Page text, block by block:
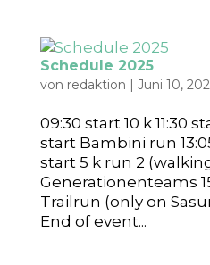
Schedule 2025
von redaktion | Juni 10,
09:30 start 10 k 11:30
start Bambini run
start 5 k run 2
Generationenteams
Trailrun (only on
End of event...